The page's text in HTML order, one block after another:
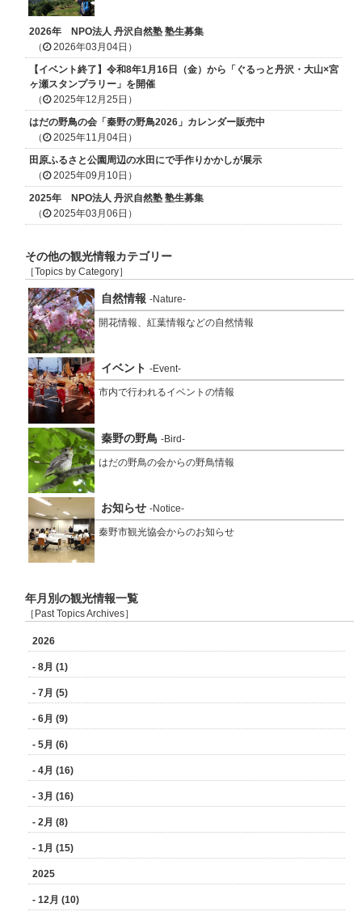
2026年 NPO法人 丹沢自然塾 塾生募集
（
2026年03月04日）
【イベント終了】令和8年1月16日（金）から「ぐるっと丹沢・大山×宮
ヶ瀬スタンプラリー」を開催
（
2025年12月25日）
はだの野鳥の会「秦野の野鳥2026」カレンダー販売中
（
2025年11月04日）
田原ふるさと公園周辺の水田にで手作りかかしが展示
（
2025年09月10日）
2025年 NPO法人 丹沢自然塾 塾生募集
（
2025年03月06日）
その他の観光情報カテゴリー
［Topics by Category］
自然情報 -Nature-
開花情報、紅葉情報などの自然情報
イベント -Event-
市内で行われるイベントの情報
秦野の野鳥 -Bird-
はだの野鳥の会からの野鳥情報
お知らせ -Notice-
秦野市観光協会からのお知らせ
年月別の観光情報一覧
［Past Topics Archives］
2026
- 8月 (1)
- 7月 (5)
- 6月 (9)
- 5月 (6)
- 4月 (16)
- 3月 (16)
- 2月 (8)
- 1月 (15)
2025
- 12月 (10)